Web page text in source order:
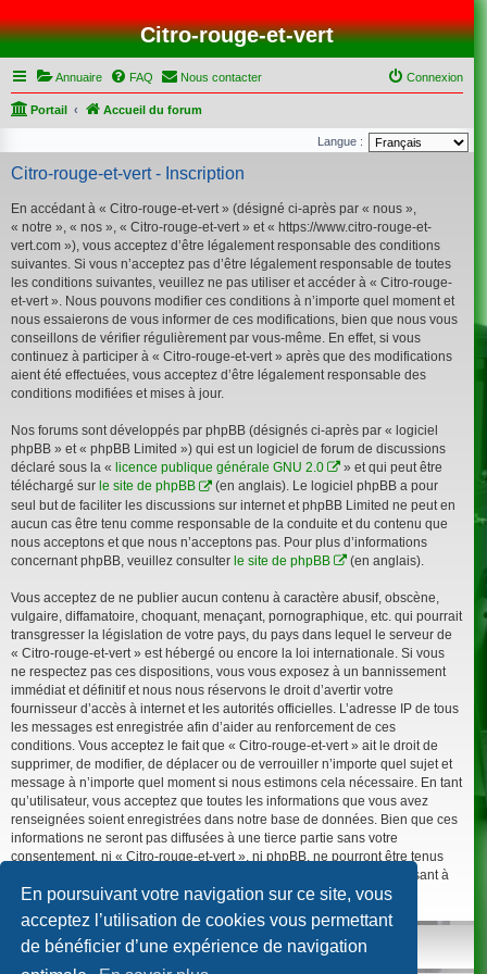
En poursuivant votre navigation sur ce site, vous
acceptez l’utilisation de cookies vous permettant
de bénéficier d’une expérience de navigation
Citro-rouge-et-vert
Annuaire FAQ Nous contacter Connexion
Portail Accueil du forum
Langue :
Citro-rouge-et-vert - Inscription
En accédant à « Citro-rouge-et-vert » (désigné ci-après par « nous »,
« notre », « nos », « Citro-rouge-et-vert » et « https://www.citro-rouge-et-
vert.com »), vous acceptez d’être légalement responsable des conditions
suivantes. Si vous n’acceptez pas d’être légalement responsable de toutes
les conditions suivantes, veuillez ne pas utiliser et accéder à « Citro-rouge-
et-vert ». Nous pouvons modifier ces conditions à n’importe quel moment et
nous essaierons de vous informer de ces modifications, bien que nous vous
conseillons de vérifier régulièrement par vous-même. En effet, si vous
continuez à participer à « Citro-rouge-et-vert » après que des modifications
aient été effectuées, vous acceptez d’être légalement responsable des
conditions modifiées et mises à jour.
Nos forums sont développés par phpBB (désignés ci-après par « logiciel
phpBB » et « phpBB Limited ») qui est un logiciel de forum de discussions
déclaré sous la « licence publique générale GNU 2.0
» et qui peut être
téléchargé sur le site de phpBB
(en anglais). Le logiciel phpBB a pour
seul but de faciliter les discussions sur internet et phpBB Limited ne peut en
aucun cas être tenu comme responsable de la conduite et du contenu que
nous acceptons et que nous n’acceptons pas. Pour plus d’informations
concernant phpBB, veuillez consulter le site de phpBB (en anglais).
Vous acceptez de ne publier aucun contenu à caractère abusif, obscène,
vulgaire, diffamatoire, choquant, menaçant, pornographique, etc. qui pourrait
transgresser la législation de votre pays, du pays dans lequel le serveur de
« Citro-rouge-et-vert » est hébergé ou encore la loi internationale. Si vous
ne respectez pas ces dispositions, vous vous exposez à un bannissement
immédiat et définitif et nous nous réservons le droit d’avertir votre
fournisseur d’accès à internet et les autorités officielles. L’adresse IP de tous
les messages est enregistrée afin d’aider au renforcement de ces
conditions. Vous acceptez le fait que « Citro-rouge-et-vert » ait le droit de
supprimer, de modifier, de déplacer ou de verrouiller n’importe quel sujet et
message à n’importe quel moment si nous estimons cela nécessaire. En tant
qu’utilisateur, vous acceptez que toutes les informations que vous avez
renseignées soient enregistrées dans notre base de données. Bien que ces
informations ne seront pas diffusées à une tierce partie sans votre
consentement, ni « Citro-rouge-et-vert », ni phpBB, ne pourront être tenus
comme responsables en cas de tentative de piratage informatique visant à
compromettre vos données.